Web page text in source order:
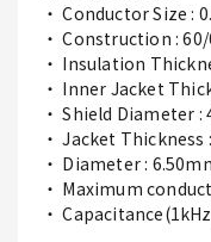
・ Conductor Size :
・ Construction :
・ Insulation
・ Inner Jacket
・ Shield Diameter :
・ Jacket
・ Diameter :
・ Maximum
・